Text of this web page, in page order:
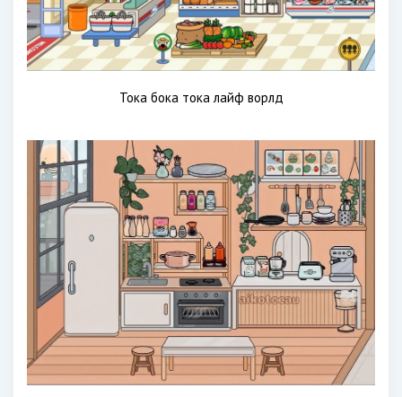
Тока бока тока лайф ворлд